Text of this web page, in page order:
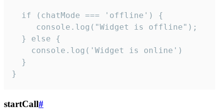
  if (chatMode === 'offline') {
     console.log("Widget is offline");
  } else {
    console.log('Widget is online')
  }
}
startCall#